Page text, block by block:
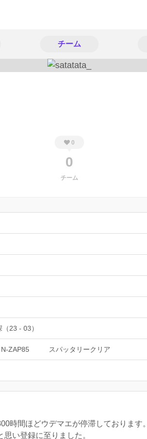
チーム
0
0
チーム
（23 - 03）
N-ZAP85 スパッタリークリア
時間ほどウデマエが停滞しております。
い登録に至りました。